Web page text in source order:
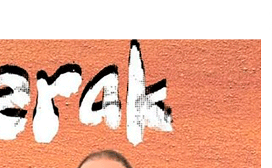
Larunbatean Plentziako Itsas
Martxa ospatuko da
2026/07/07
SOINUGELA: Paul McCartney eta
Ringo Starr-en lan berriak
2026/07/03